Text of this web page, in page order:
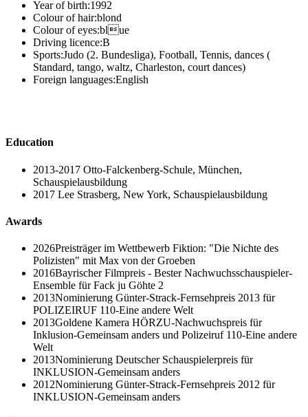
Year of birth:1992
Colour of hair:blond
Colour of eyes:blue
Driving licence:B
Sports:Judo (2. Bundesliga), Football, Tennis, dances (
Standard, tango, waltz, Charleston, court dances)
Foreign languages:English
Education
2013-2017 Otto-Falckenberg-Schule, München,
Schauspielausbildung
2017 Lee Strasberg, New York, Schauspielausbildung
Awards
2026Preisträger im Wettbewerb Fiktion: "Die Nichte des
Polizisten" mit Max von der Groeben
2016Bayrischer Filmpreis - Bester Nachwuchsschauspieler-
Ensemble für Fack ju Göhte 2
2013Nominierung Günter-Strack-Fernsehpreis 2013 für
POLIZEIRUF 110-Eine andere Welt
2013Goldene Kamera HÖRZU-Nachwuchspreis für
Inklusion-Gemeinsam anders und Polizeiruf 110-Eine andere
Welt
2013Nominierung Deutscher Schauspielerpreis für
INKLUSION-Gemeinsam anders
2012Nominierung Günter-Strack-Fernsehpreis 2012 für
INKLUSION-Gemeinsam anders